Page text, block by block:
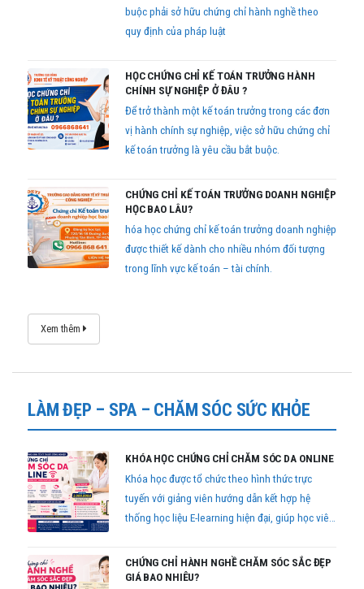
buộc phải sở hữu chứng chỉ hành nghề theo
quy định của pháp luật
HỌC CHỨNG CHỈ KẾ TOÁN TRƯỞNG HÀNH
CHÍNH SỰ NGHIỆP Ở ĐÂU ?
Để trở thành một kế toán trưởng trong các đơn
vị hành chính sự nghiệp, việc sở hữu chứng chỉ
kế toán trưởng là yêu cầu bắt buộc.
CHỨNG CHỈ KẾ TOÁN TRƯỞNG DOANH NGHIỆP
HỌC BAO LÂU?
hóa học chứng chỉ kế toán trưởng doanh nghiệp
được thiết kế dành cho nhiều nhóm đối tượng
trong lĩnh vực kế toán – tài chính.
Xem thêm
LÀM ĐẸP – SPA – CHĂM SÓC SỨC KHỎE
KHÓA HỌC CHỨNG CHỈ CHĂM SÓC DA ONLINE
Khóa học được tổ chức theo hình thức trực
tuyến với giảng viên hướng dẫn kết hợp hệ
thống học liệu E-learning hiện đại, giúp học viên
đảm bảo chất lượng đào tạo.
CHỨNG CHỈ HÀNH NGHỀ CHĂM SÓC SẮC ĐẸP
GIÁ BAO NHIÊU?